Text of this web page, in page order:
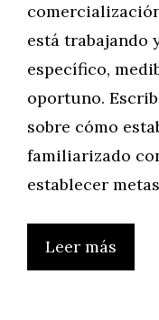
está trabajando
específico,
oportuno.
sobre cómo
familiarizado
establecer
Leer más